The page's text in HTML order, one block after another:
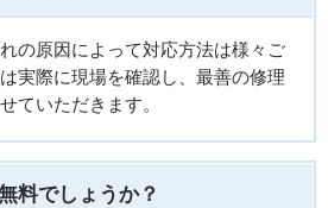
の原因によって対応方法は様々ご
実際に現場を確認し、最善の修理
ていただきます。
料でしょうか？